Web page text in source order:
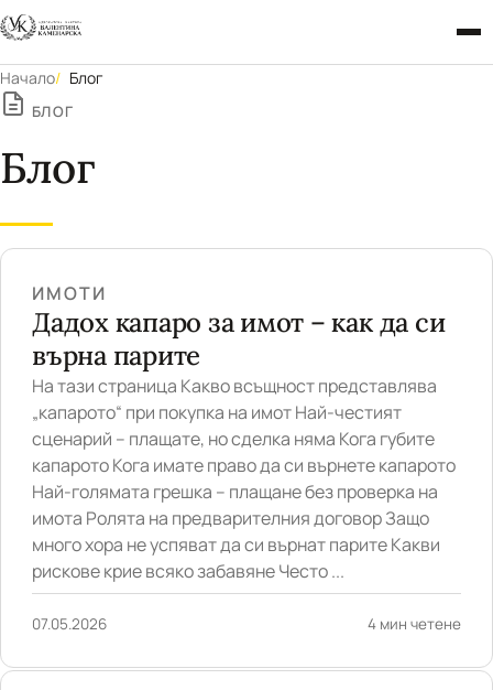
Начало Блог
БЛОГ
Блог
ИМОТИ
Дадох капаро за имот – как да си
върна парите
На тази страница Какво всъщност представлява
„капарото“ при покупка на имот Най-честият
сценарий – плащате, но сделка няма Кога губите
капарото Кога имате право да си върнете капарото
Най-голямата грешка – плащане без проверка на
имота Ролята на предварителния договор Защо
много хора не успяват да си върнат парите Какви
рискове крие всяко забавяне Често ...
07.05.2026 4 мин четене